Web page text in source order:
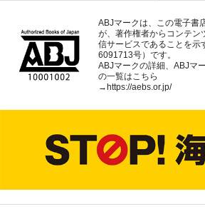
ABJマークは、この電子書
が、著作権者からコンテン
信サービスであることを示
6091713号）です。
ABJマークの詳細、ABJマ
の一覧はこちら
→ https://aebs.or.jp/